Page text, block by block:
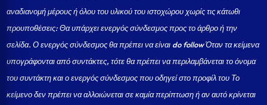
αναδιανομή μέρους ή όλου του υλικού του ιστοχώρου χωρίς τις κάτωθι
προυποθέσεις: Θα υπάρχει ενεργός σύνδεσμος προς το άρθρο ή την
σελίδα.Ο ενεργός σύνδεσμος θα πρέπει να είναι do follow Όταν τα κείμενα
υπογράφονται από συντάκτες, τότε θα πρέπει να περιλαμβάνεται το όνομα
του συντάκτη και ο ενεργός σύνδεσμος που οδηγεί στο προφίλ του Το
κείμενο δεν πρέπει να αλλοιώνεται σε καμία περίπτωση ή αν αυτό κρίνεται